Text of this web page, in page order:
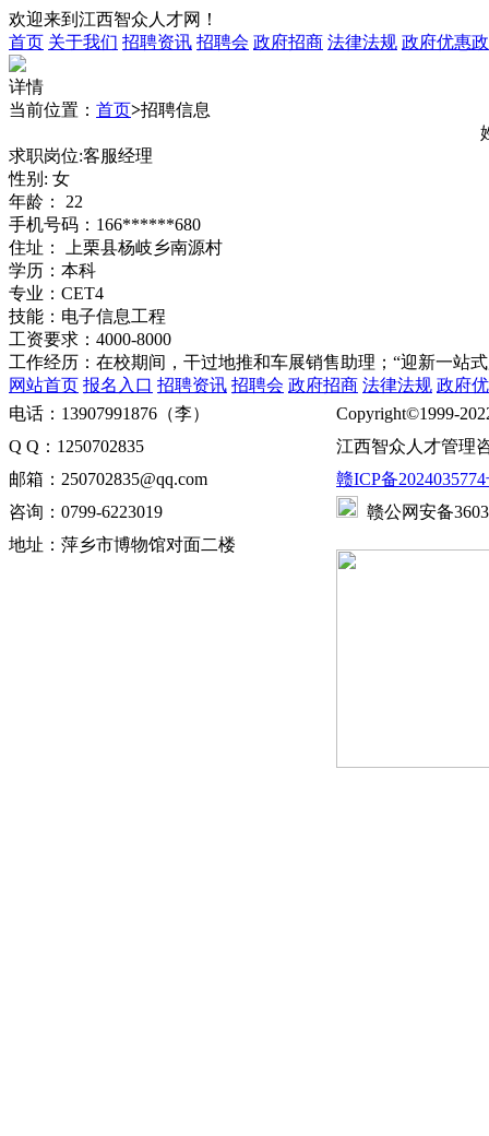
欢迎来到江西智众人才网！
首页 关于我们 招聘资讯 招聘会 政府招商 法律法规 政府优惠
详情
当前位置： 首页>招聘信息
求职岗位:客服经理
性别: 女
年龄： 22
手机号码：166******680
住址： 上栗县杨岐乡南源村
学历：本科
专业：CET4
技能：电子信息工程
工资要求：4000-8000
工作经历：在校期间，干过地推和车展销售助理；“迎新一站
网站首页 报名入口 招聘资讯 招聘会 政府招商 法律法规 政府
电话：13907991876（李）
Q Q：1250702835
邮箱：250702835@qq.com
咨询：0799-6223019
地址：萍乡市博物馆对面二楼
Copyright©1999-
江西智众人才管理
赣ICP备
赣公网安备